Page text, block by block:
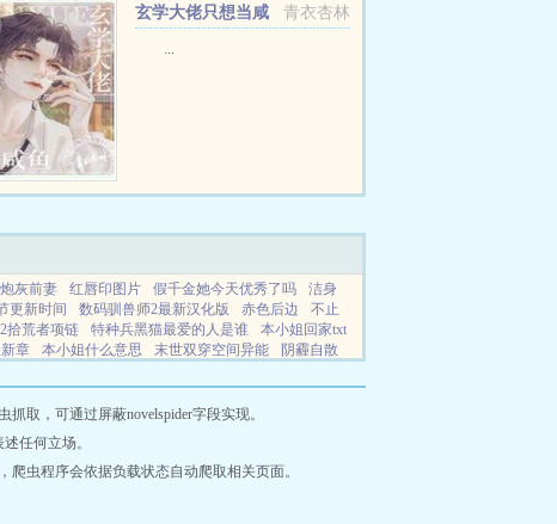
青衣杏林
玄学大佬只想当咸
...
灰前妻 红唇印图片 假千金她今天优秀了吗
洁身
更新时间 数码驯兽师2最新汉化版 赤色后边
不止
拾荒者项链 特种兵黑猫最爱的人是谁
本小姐回家txt
章 本小姐什么意思 末世双穿空间异能
阴霾自散
美味关系2介绍 一只大灰狼的全部作品
长姐携家逃
生之球妹篇精彩视频 喂饱我有没有其他推荐
婚约护你舟全短剧
替嫁后我被宠上天江晚 遗迹2拾荒者戒指
拒绝舍友
剧情解析
取，可通过屏蔽novelspider字段实现。
任何立场。
虫程序会依据负载状态自动爬取相关页面。